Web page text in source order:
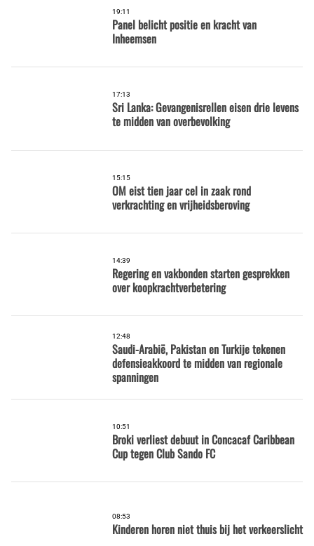
19:11
Panel belicht positie en kracht van
Inheemsen
17:13
Sri Lanka: Gevangenisrellen eisen drie levens
te midden van overbevolking
15:15
OM eist tien jaar cel in zaak rond
verkrachting en vrijheidsberoving
14:39
Regering en vakbonden starten gesprekken
over koopkrachtverbetering
12:48
Saudi-Arabië, Pakistan en Turkije tekenen
defensieakkoord te midden van regionale
spanningen
10:51
Broki verliest debuut in Concacaf Caribbean
Cup tegen Club Sando FC
08:53
Kinderen horen niet thuis bij het verkeerslicht